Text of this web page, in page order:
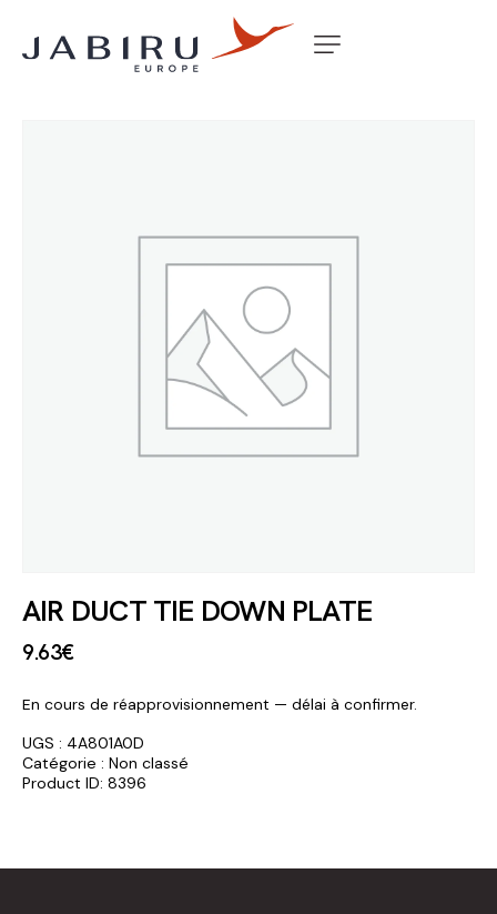
Accueil Non classé
AIR DUCT TIE DOWN PLATE
9.63€
En cours de réapprovisionnement — délai à confirmer.
UGS : 4A801A0D
Catégorie : Non classé
Product ID: 8396